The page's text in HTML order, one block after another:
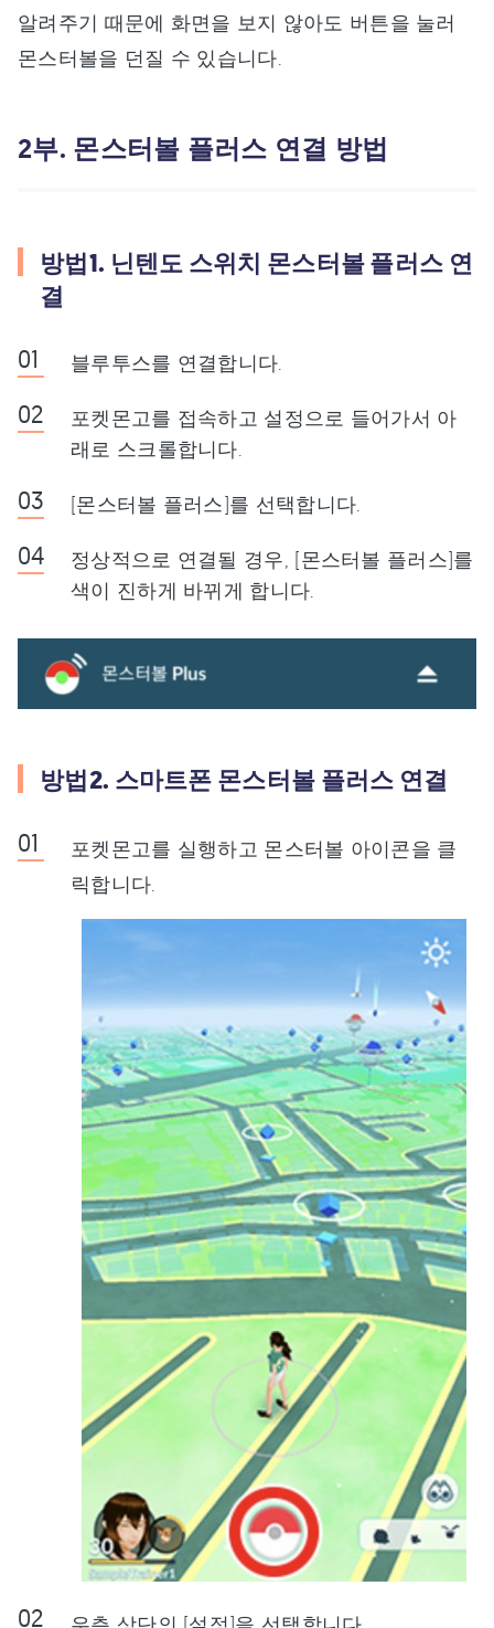
알려주기 때문에 화면을 보지 않아도 버튼을 눌러
몬스터볼을 던질 수 있습니다.
2부. 몬스터볼 플러스 연결 방법
방법1. 닌텐도 스위치 몬스터볼 플러스 연
결
블루투스를 연결합니다.
포켓몬고를 접속하고 설정으로 들어가서 아
래로 스크롤합니다.
[몬스터볼 플러스]를 선택합니다.
정상적으로 연결될 경우, [몬스터볼 플러스]를
색이 진하게 바뀌게 합니다.
방법2. 스마트폰 몬스터볼 플러스 연결
포켓몬고를 실행하고 몬스터볼 아이콘을 클
릭합니다.